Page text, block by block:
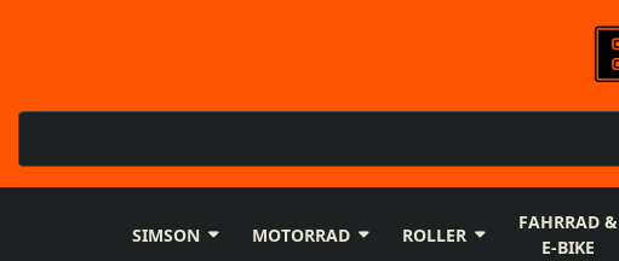
SIMSON MOTORRAD ROLLER
FAHRRAD &
E-BIKE